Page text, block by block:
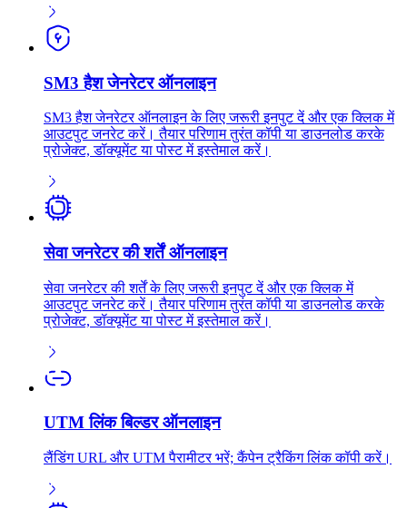
SM3 हैश जेनरेटर ऑनलाइन
SM3 हैश जेनरेटर ऑनलाइन के लिए जरूरी इनपुट दें और एक क्लिक में
आउटपुट जनरेट करें। तैयार परिणाम तुरंत कॉपी या डाउनलोड करके
प्रोजेक्ट, डॉक्यूमेंट या पोस्ट में इस्तेमाल करें।
सेवा जनरेटर की शर्तें ऑनलाइन
सेवा जनरेटर की शर्तें के लिए जरूरी इनपुट दें और एक क्लिक में
आउटपुट जनरेट करें। तैयार परिणाम तुरंत कॉपी या डाउनलोड करके
प्रोजेक्ट, डॉक्यूमेंट या पोस्ट में इस्तेमाल करें।
UTM लिंक बिल्डर ऑनलाइन
लैंडिंग URL और UTM पैरामीटर भरें; कैंपेन ट्रैकिंग लिंक कॉपी करें।